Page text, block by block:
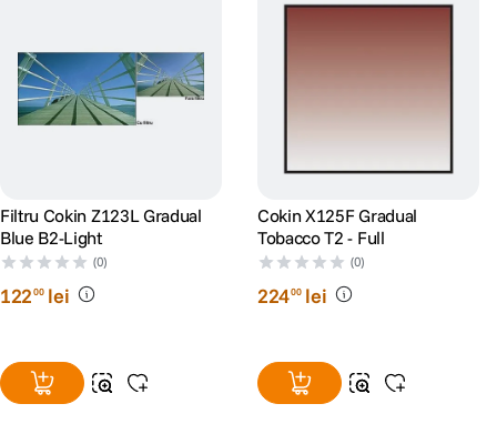
Filtru Cokin Z123L Gradual
Blue B2-Light
(0)
12200 lei
Cokin X125F Gradual
Tobacco T2 - Full
(0)
22400 lei